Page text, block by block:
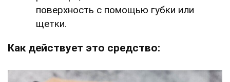
поверхность с помощью губки или
щетки.
Как действует это средство: